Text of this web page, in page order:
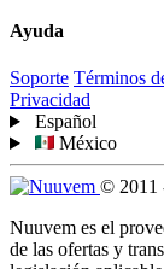
Ayuda
Soporte Términos
Privacidad
Español
México
© 2011
Nuuvem es el
de las ofertas y